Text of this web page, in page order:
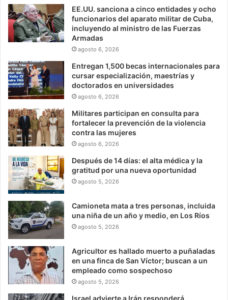
EE.UU. sanciona a cinco entidades y ocho
funcionarios del aparato militar de Cuba,
incluyendo al ministro de las Fuerzas
Armadas
agosto 6, 2026
Entregan 1,500 becas internacionales para
cursar especialización, maestrías y
doctorados en universidades
agosto 6, 2026
Militares participan en consulta para
fortalecer la prevención de la violencia
contra las mujeres
agosto 6, 2026
Después de 14 días: el alta médica y la
gratitud por una nueva oportunidad
agosto 5, 2026
Camioneta mata a tres personas, incluida
una niña de un año y medio, en Los Ríos
agosto 5, 2026
Agricultor es hallado muerto a puñaladas
en una finca de San Víctor; buscan a un
empleado como sospechoso
agosto 5, 2026
Israel advierte a Irán responderá